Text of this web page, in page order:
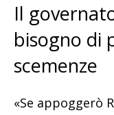
Il
bisogno di
scemenze
«Se appoggerò